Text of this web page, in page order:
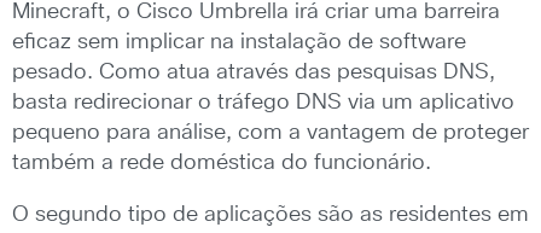
Minecraft, o Cisco Umbrella irá criar uma barreira
eficaz sem implicar na instalação de software
pesado. Como atua através das pesquisas DNS,
basta redirecionar o tráfego DNS via um aplicativo
pequeno para análise, com a vantagem de proteger
também a rede doméstica do funcionário.
O segundo tipo de aplicações são as residentes em